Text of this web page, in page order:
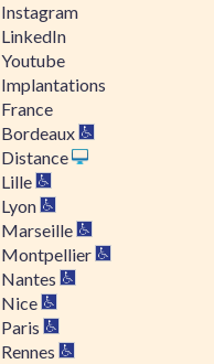
Instagram
LinkedIn
Youtube
Implantations
France
Bordeaux
Distance
Lille
Lyon
Marseille
Montpellier
Nantes
Nice
Paris
Rennes